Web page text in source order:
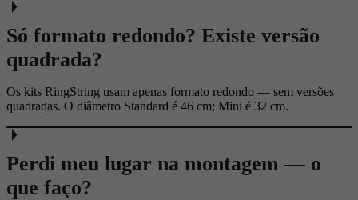
Só formato redondo? Existe versão
quadrada?
Os kits RingString usam apenas formato redondo — sem versões
quadradas. O diâmetro Standard é 46 cm; Mini é 32 cm.
Perdi meu lugar na montagem — o
que faço?